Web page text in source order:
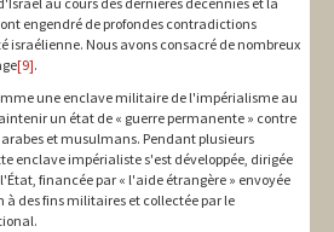
engendré de profondes contradictions
israélienne. Nous avons consacré de nombreux
[9].
une enclave militaire de l'impérialisme au
un état de « guerre permanente » contre
arabes et musulmans. Pendant plusieurs
enclave impérialiste s'est développée, dirigée
financée par « l'aide étrangère » envoyée
des fins militaires et collectée par le